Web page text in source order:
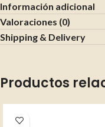
Información adicional
Valoraciones (0)
Shipping & Delivery
Productos